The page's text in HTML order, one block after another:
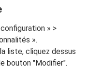
» >
».
liste, cliquez dessus
bouton "Modifier".